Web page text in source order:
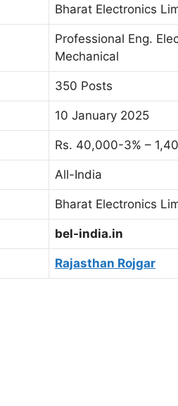
Bharat Electronics
Professional Eng.
Mechanical
350 Posts
10 January 2025
Rs. 40,000-3% –
All-India
Bharat Electronics
bel-india.in
Rajasthan Rojgar